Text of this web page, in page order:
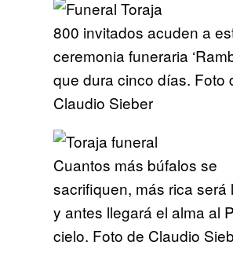
800 invitados acuden a
ceremonia funeraria
que dura cinco días. Foto
Claudio Sieber
Cuantos más búfalos se
sacrifiquen, más rica será
y antes llegará el alma al
cielo. Foto de Claudio